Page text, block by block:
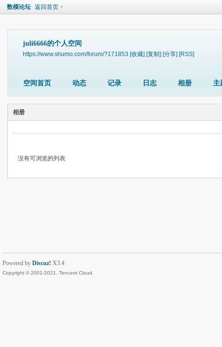
数模论坛 返回首页
juli6666的个人空间
https://www.shumo.com/forum/?171853 [收藏] [复制] [分享] [RSS]
空间首页 动态 记录 日志 相册 主
相册
没有可浏览的列表
Powered by Discuz! X3.4
Copyright © 2001-2021, Tencent Cloud.